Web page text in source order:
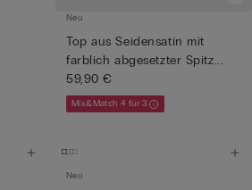
Neu
Top aus Seidensatin mit
farblich abgesetzter Spitz...
59,90 €
Mix&Match 4 für 3
Neu